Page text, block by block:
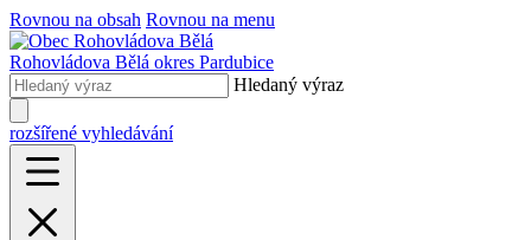
Rovnou na obsah Rovnou na menu
Rohovládova Bělá okres Pardubice
Hledaný výraz
rozšířené vyhledávání